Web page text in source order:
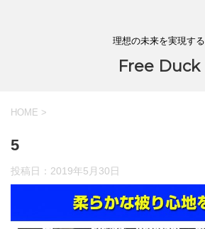
理想の未来を実現する
Free Duck
HOME >
5
投稿日： 2019年5月30日